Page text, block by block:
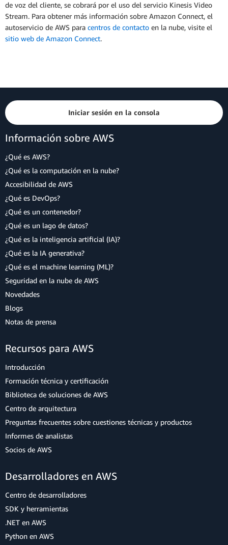
de voz del cliente, se cobrará por el uso del servicio Kinesis Video
Stream. Para obtener más información sobre Amazon Connect, el
autoservicio de AWS para centros de contacto en la nube, visite el
sitio web de Amazon Connect.
Iniciar sesión en la consola
Información sobre AWS
¿Qué es AWS?
¿Qué es la computación en la nube?
Accesibilidad de AWS
¿Qué es DevOps?
¿Qué es un contenedor?
¿Qué es un lago de datos?
¿Qué es la inteligencia artificial (IA)?
¿Qué es la IA generativa?
¿Qué es el machine learning (ML)?
Seguridad en la nube de AWS
Novedades
Blogs
Notas de prensa
Recursos para AWS
Introducción
Formación técnica y certificación
Biblioteca de soluciones de AWS
Centro de arquitectura
Preguntas frecuentes sobre cuestiones técnicas y productos
Informes de analistas
Socios de AWS
Desarrolladores en AWS
Centro de desarrolladores
SDK y herramientas
.NET en AWS
Python en AWS